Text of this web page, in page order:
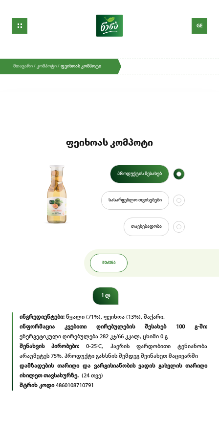
GE
მთავარი / კომპოტი / ფეიხოას კომპოტი
ფეიხოას კომპოტი
1 ლ
ინგრედიენტები: წყალი (71%), ფეიხოა (13%), შაქარი.
ინფორმაცია კვებითი ღირებულების შესახებ 100 გ-ში:
ენერგეტიკული ღირებულება 282 კჯ/66 კკალ, ცხიმი 0 გ
შენახვის პირობები:0-25ᵒC, ჰაერის ფარდობითი ტენიანობა
არაუმეტეს 75%. პროდუქტი გახსნის შემდეგ შეინახეთ მაცივარში
დამზადების თარიღი და ვარგისიანობის ვადის გასვლის თარიღი
იხილეთ თავსახურზე. (24 თვე)
შტრიხ კოდი4860108710791
პროდუქტის შესახებ
სასარგებლო თვისებები
თავსებადობა
ᲨᲔᲫᲔᲜᲐ